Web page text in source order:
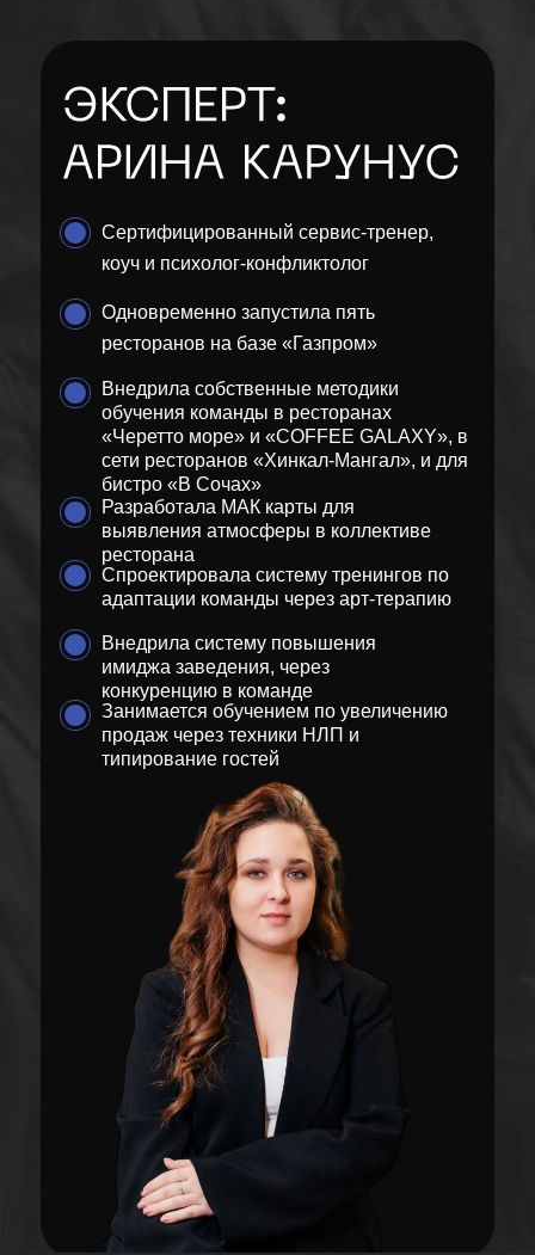
Сертифицированный сервис-тренер,
коуч и психолог-конфликтолог
Одновременно запустила пять
ресторанов на базе «Газпром»
Внедрила собственные методики
обучения команды в ресторанах
«Черетто море» и «COFFEE GALAXY», в
сети ресторанов «Хинкал-Мангал», и для
бистро «В Сочах»
Разработала МАК карты для
выявления атмосферы в коллективе
ресторана
Спроектировала систему тренингов по
адаптации команды через арт-терапию
Внедрила систему повышения
имиджа заведения, через
конкуренцию в команде
Занимается обучением по увеличению
продаж через техники НЛП и
типирование гостей